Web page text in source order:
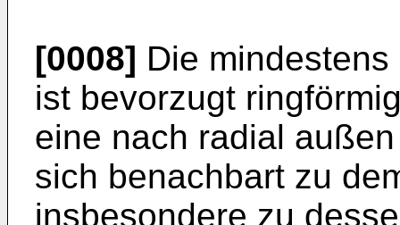
[0008] Die
ist bevorzugt
eine nach radial
sich benachbart zu
insbesondere zu